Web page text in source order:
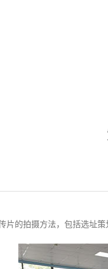
片的拍摄方法，包括选址